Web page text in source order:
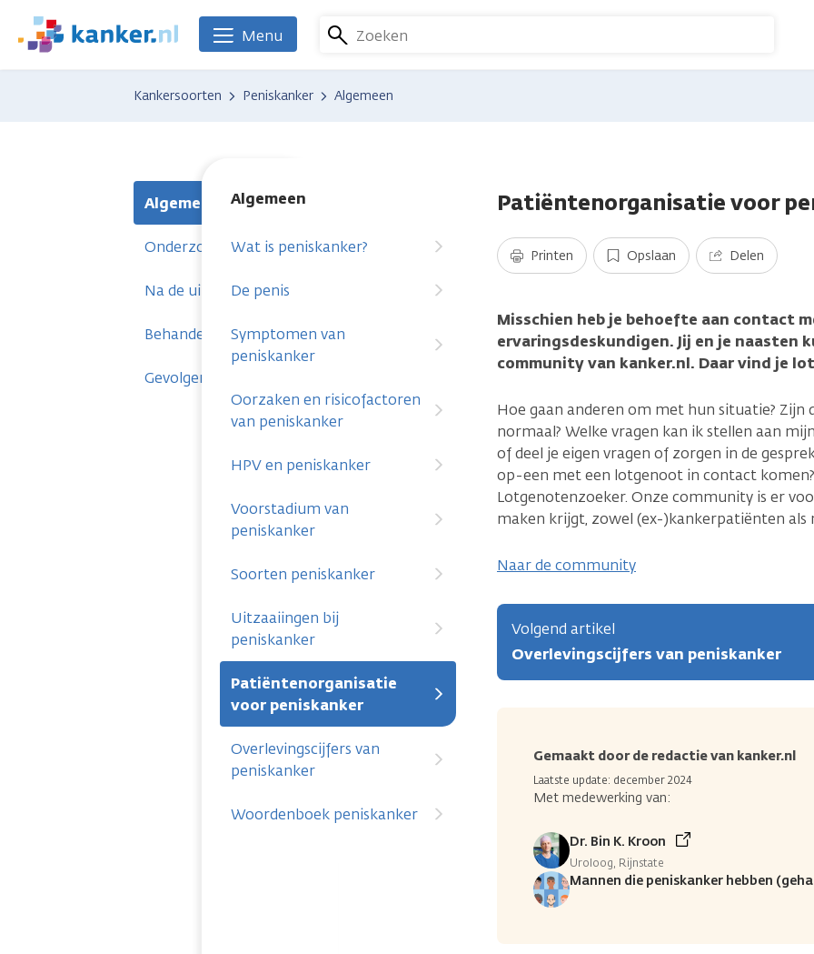
naar
We
zijn
Zoeken
Menu
Kankersoorten Peniskanker Algemeen
Algemeen Algemeen
Wat is peniskanker?
De penis
Symptomen van
peniskanker
Oorzaken en risicofactoren
van peniskanker
HPV en peniskanker
Voorstadium van
peniskanker
Soorten peniskanker
Uitzaaiingen bij
peniskanker
Patiëntenorganisatie
voor peniskanker
Overlevingscijfers van
peniskanker
Woordenboek peniskanker
Onderzoeken
Na de uitslag
Behandelingen
Gevolgen
Patiëntenorganisatie voor
Printen Opslaan Delen
Misschien heb je behoefte aan contact
ervaringsdeskundigen. Jij en je naasten
community van kanker.nl. Daar vind je
Hoe gaan anderen om met hun situatie? Zijn
normaal? Welke vragen kan ik stellen aan
of deel je eigen vragen of zorgen in de
op-een met een lotgenoot in contact
Lotgenotenzoeker. Onze community is er
maken krijgt, zowel (ex-)kankerpatiënten als
Naar de community
Volgend artikel
Overlevingscijfers van peniskanker
Gemaakt door de redactie van kanker.nl
Laatste update: december 2024
Met medewerking van:
Dr. Bin K. Kroon
Uroloog, Rijnstate
Mannen die peniskanker hebben